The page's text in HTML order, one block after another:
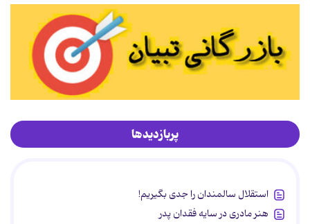
پربازدیدها
استقلال سالمندان را جدی بگیریم!
هنر مادری در سایه‌ فقدان پدر